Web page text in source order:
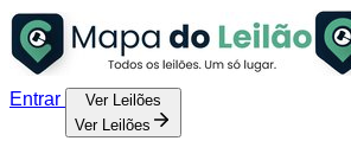
Entrar
Ver Leilões
Ver Leilões